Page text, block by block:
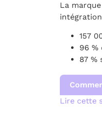
La
157
96 %
87 %
Lire cette